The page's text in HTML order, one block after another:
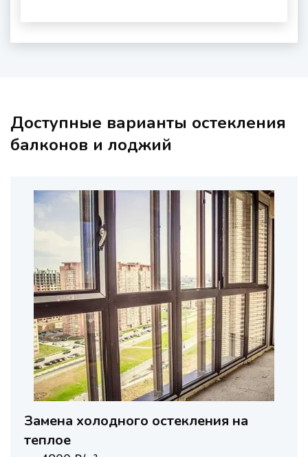
шумности
окном
Доступные варианты остекления
балконов и лоджий
Замена холодного остекления на
теплое